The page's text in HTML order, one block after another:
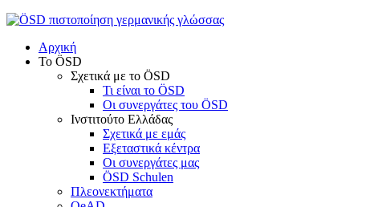
Αρχική
Το ÖSD
Σχετικά με το ÖSD
Τι είναι το ÖSD
Οι συνεργάτες του ÖSD
Ινστιτούτο Ελλάδας
Σχετικά με εμάς
Εξεταστικά κέντρα
Οι συνεργάτες μας
ÖSD Schulen
Πλεονεκτήματα